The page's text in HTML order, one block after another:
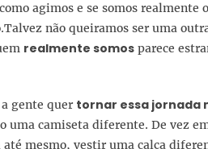
agimos e se somos realmente
não queiramos ser uma
realmente somos parece
gente quer tornar essa jornada
uma camiseta diferente. De vez
mesmo, vestir uma calça